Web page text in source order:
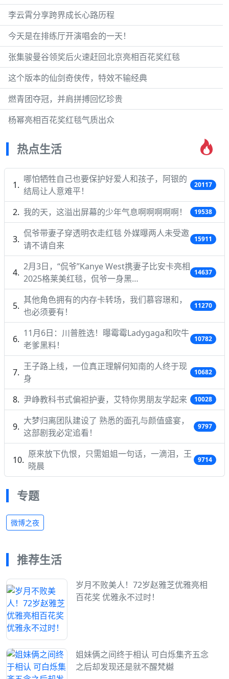
李云霄分享跨界成长心路历程
今天是在排练厅开演唱会的一天！
张集骏曼谷领奖后火速赶回北京亮相百花奖红毯
这个版本的仙剑奇侠传，特效不输经典
燃青团夺冠，并肩拼搏回忆珍贵
杨幂亮相百花奖红毯气质出众
热点生活
哪怕牺牲自己也要保护好爱人和孩子，阿银的
结局让人意难平！
20117
我的天，这溢出屏幕的少年气息啊啊啊啊啊！ 19538
侃爷带妻子穿透明衣走红毯 外媒曝两人未受邀
请不请自来
15911
2月3日，“侃爷”Kanye West携妻子比安卡亮相
2025格莱美红毯，侃爷一身黑…
14637
其他角色拥有的内存卡转场，我们慕容璟和，
也必须要有！
11270
11月6日：川普胜选！曝霉霉Ladygaga和吹牛
老爹黑料！
10782
王子路上线，一位真正理解何知南的人终于现
身
10682
尹峥教科书式偏袒护妻，艾特你男朋友学起来 10028
大梦归离团队建设了 熟悉的面孔与颜值盛宴，
这部剧我必定追看！
9797
原来放下仇恨，只需姐姐一句话，一滴泪，王
晓晨
9714
专题
微博之夜
推荐生活
岁月不败美人！72岁赵雅芝优雅亮相
百花奖 优雅永不过时！
姐妹俩之间终于相认 可白烁集齐五念
之后却发现还是就不醒梵樾